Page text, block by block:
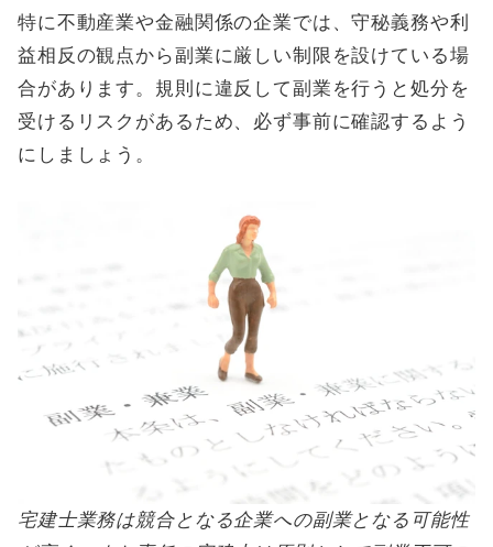
特に不動産業や金融関係の企業では、守秘義務や利
益相反の観点から副業に厳しい制限を設けている場
合があります。規則に違反して副業を行うと処分を
受けるリスクがあるため、必ず事前に確認するよう
にしましょう。
宅建士業務は競合となる企業への副業となる可能性